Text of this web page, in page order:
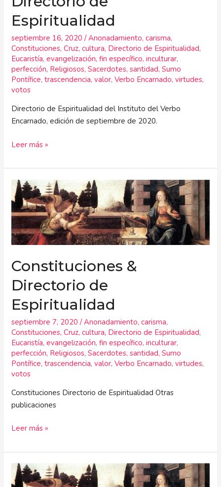
Espiritualidad
septiembre 16, 2020/Anonadamiento,carisma,
Constituciones,Cruz,cultura, Directorio de Espiritualidad,
Eucaristía,evangelización,fin específico,inculturar,
perfección, Religiosos,Sacerdotes,santidad,Sumo
Pontífice,trascendencia,valor,Verbo Encarnado,virtudes,
votos
Directorio de Espiritualidad del Instituto del Verbo
Encarnado, edición de septiembre de 2020.
Leer más »
Constituciones &
Directorio de
Espiritualidad
septiembre 7, 2020/Anonadamiento,carisma,
Constituciones,Cruz,cultura, Directorio de Espiritualidad,
Eucaristía,evangelización,fin específico,inculturar,
perfección, Religiosos,Sacerdotes,santidad,Sumo
Pontífice,trascendencia,valor,Verbo Encarnado,virtudes,
votos
Constituciones Directorio de Espiritualidad Otras
publicaciones
Constituciones
&
Directorio
de
Espiritualidad
Leer más »
Constituciones